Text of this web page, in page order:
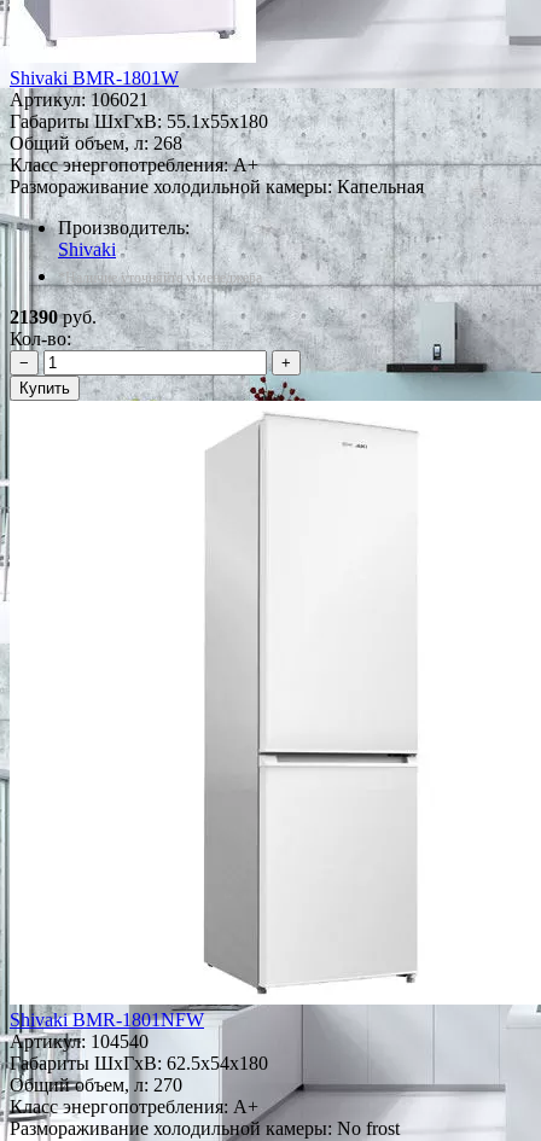
Shivaki BMR-1801W
Артикул:106021
Габариты ШxГxВ: 55.1x55x180
Общий объем, л: 268
Класс энергопотребления: A+
Размораживание холодильной камеры: Капельная
Производитель:
Shivaki
*Наличие уточняйте у менеджера
21390руб.
Кол-во:
−
+
Купить
Shivaki BMR-1801NFW
Артикул: 104540
Габариты ШxГxВ: 62.5x54x180
Общий объем, л: 270
Класс энергопотребления: A+
Размораживание холодильной камеры: No frost